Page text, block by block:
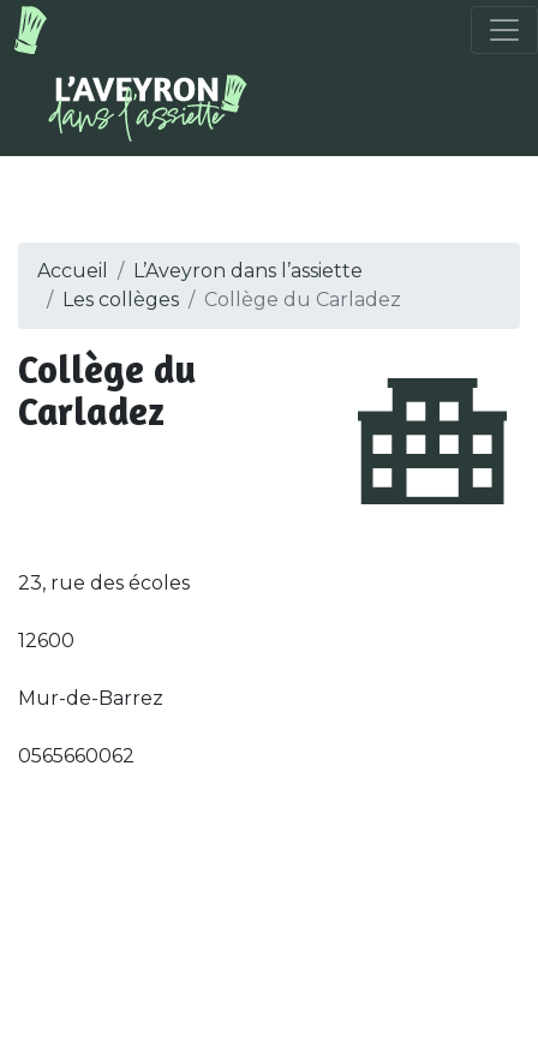
Accueil
L’Aveyron dans l’assiette
Les collèges
Collège du Carladez
Collège du
Carladez
23, rue des écoles
12600
Mur-de-Barrez
0565660062